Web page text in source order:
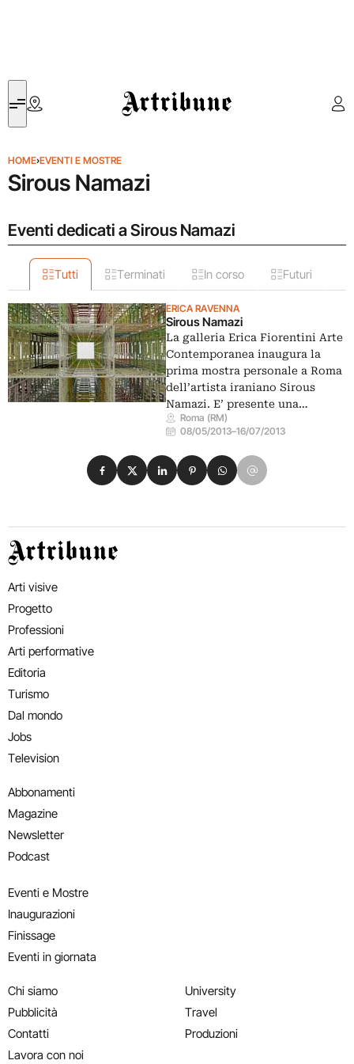
Artribune
HOME›EVENTI E MOSTRE
Sirous Namazi
Eventi dedicati a Sirous Namazi
Tutti Terminati In corso Futuri
ERICA RAVENNA
Sirous Namazi
La galleria Erica Fiorentini Arte
Contemporanea inaugura la
prima mostra personale a Roma
dell’artista iraniano Sirous
Namazi. E’ presente una…
Roma (RM)
08/05/2013–16/07/2013
Condividi su Facebook
Condividi su X
Condividi su LinkedIn
Condividi su Pinterest
Condividi su WhatsApp
Condividi su Email
Artribune
Arti visive
Progetto
Professioni
Arti performative
Editoria
Turismo
Dal mondo
Jobs
Television
Abbonamenti
Magazine
Newsletter
Podcast
Eventi e Mostre
Inaugurazioni
Finissage
Eventi in giornata
Chi siamo
Pubblicità
Contatti
Lavora con noi
University
Travel
Produzioni